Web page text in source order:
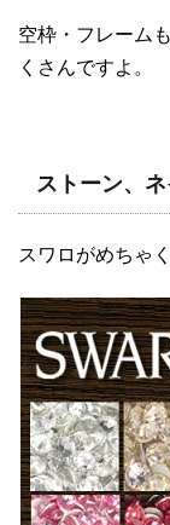
空枠・フレーム
くさんですよ。
ストーン、
スワロがめちゃ